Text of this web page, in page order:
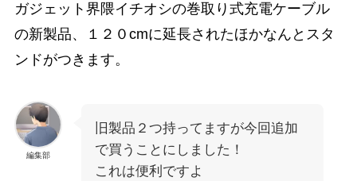
ガジェット界隈イチオシの巻取り式充電ケーブル
の新製品、１２０cmに延長されたほかなんとスタ
ンドがつきます。
編集部
旧製品２つ持ってますが今回追加
で買うことにしました！
これは便利ですよ